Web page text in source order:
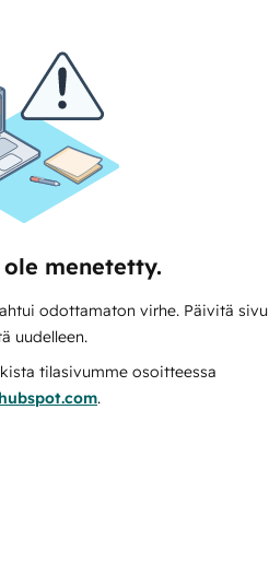
menetetty.
odottamaton virhe. Päivitä sivu
uudelleen.
tilasivumme osoitteessa
.